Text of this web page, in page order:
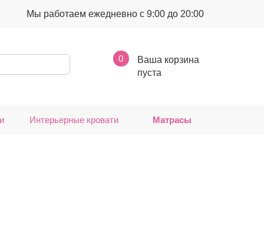
Мы работаем ежедневно с 9:00 до 20:00
0
Ваша корзина
пуста
Интерьерные кровати Матрасы